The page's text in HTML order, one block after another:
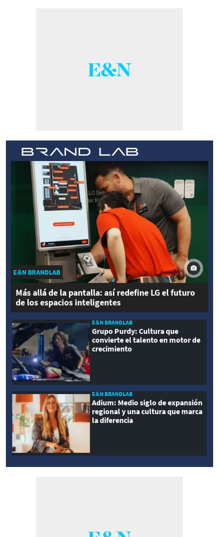
E&N BRANDLAB
Más allá de la pantalla: así redefine LG el futuro
de los espacios inteligentes
E&N BRANDLAB
Grupo Purdy: Cultura que
convierte el talento en motor de
crecimiento
E&N BRANDLAB
Adium: Medio siglo de expansión
regional y una cultura que marca
la diferencia